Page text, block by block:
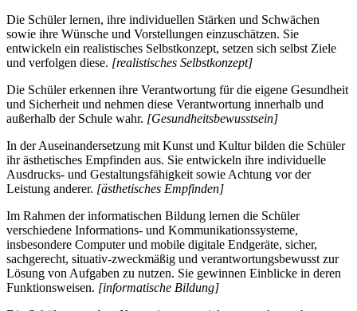
Die Schüler lernen, ihre individuellen Stärken und Schwächen
sowie ihre Wünsche und Vorstellungen einzuschätzen. Sie
entwickeln ein realistisches Selbstkonzept, setzen sich selbst Ziele
und verfolgen diese. [realistisches Selbstkonzept]
Die Schüler erkennen ihre Verantwortung für die eigene Gesundheit
und Sicherheit und nehmen diese Verantwortung innerhalb und
außerhalb der Schule wahr. [Gesundheitsbewusstsein]
In der Auseinandersetzung mit Kunst und Kultur bilden die Schüler
ihr ästhetisches Empfinden aus. Sie entwickeln ihre individuelle
Ausdrucks- und Gestaltungsfähigkeit sowie Achtung vor der
Leistung anderer. [ästhetisches Empfinden]
Im Rahmen der informatischen Bildung lernen die Schüler
verschiedene Informations- und Kommunikationssysteme,
insbesondere Computer und mobile digitale Endgeräte, sicher,
sachgerecht, situativ-zweckmäßig und verantwortungsbewusst zur
Lösung von Aufgaben zu nutzen. Sie gewinnen Einblicke in deren
Funktionsweisen. [informatische Bildung]